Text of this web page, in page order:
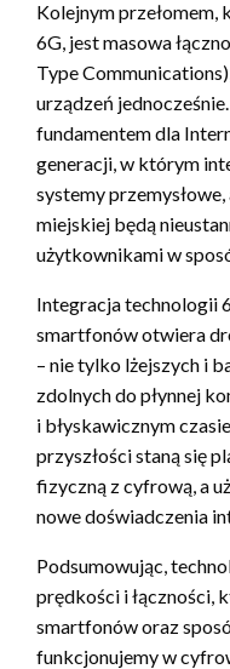
Kolejnym przełomem,
6G, jest masowa
Type
urządzeń
fundamentem dla
generacji, w którym
systemy
miejskiej będą
użytkownikami w
Integracja technologii
smartfonów otwiera
– nie tylko lżejszych i
zdolnych do płynnej
i błyskawicznym
przyszłości staną się
fizyczną z cyfrową, a
nowe doświadczenia
Podsumowując,
prędkości i łączności,
smartfonów oraz
funkcjonujemy w